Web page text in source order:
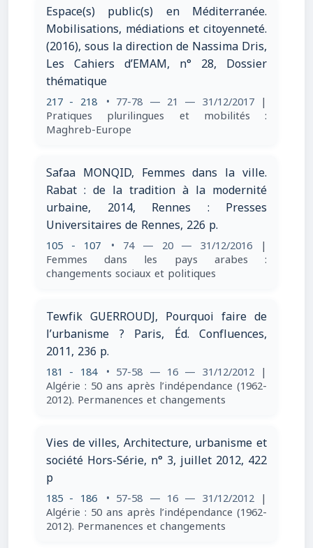
Espace(s) public(s) en Méditerranée.
Mobilisations, médiations et citoyenneté.
(2016), sous la direction de Nassima Dris,
Les Cahiers d’EMAM, n° 28, Dossier
thématique
217 - 218 • 77-78 — 21 — 31/12/2017 |
Pratiques plurilingues et mobilités :
Maghreb-Europe
Safaa MONQID, Femmes dans la ville.
Rabat : de la tradition à la modernité
urbaine, 2014, Rennes : Presses
Universitaires de Rennes, 226 p.
105 - 107 • 74 — 20 — 31/12/2016 |
Femmes dans les pays arabes :
changements sociaux et politiques
Tewfik GUERROUDJ, Pourquoi faire de
l’urbanisme ? Paris, Éd. Confluences,
2011, 236 p.
181 - 184 • 57-58 — 16 — 31/12/2012 |
Algérie : 50 ans après l’indépendance (1962-
2012). Permanences et changements
Vies de villes, Architecture, urbanisme et
société Hors-Série, n° 3, juillet 2012, 422
p
185 - 186 • 57-58 — 16 — 31/12/2012 |
Algérie : 50 ans après l’indépendance (1962-
2012). Permanences et changements